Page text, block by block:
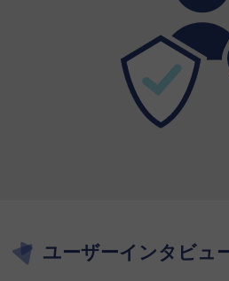
ユーザーインタビュ